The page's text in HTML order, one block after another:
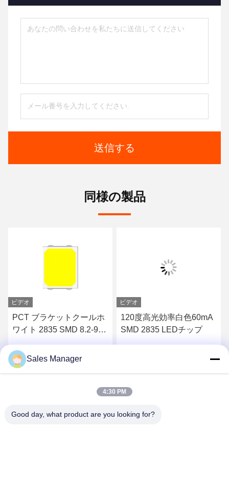
送信する
同様の製品
ビデオ
PCT ブラケットクールホ
ワイト 2835 SMD 8.2-9V
プ
最高 の 価格 を 入手 す
ビデオ
120度高光効率白色60mA
SMD 2835 LEDチップ
Sales Manager
4:30 PM
Good day, what product are you looking for?